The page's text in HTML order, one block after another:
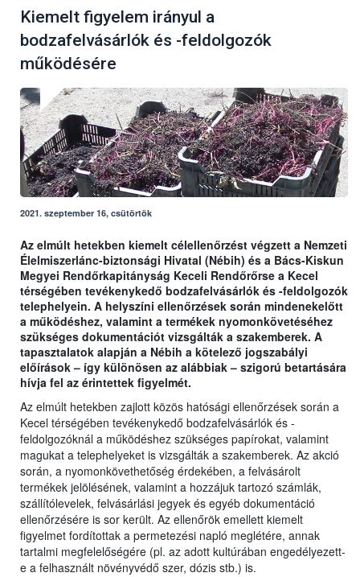
Kiemelt figyelem irányul a
bodzafelvásárlók és -feldolgozók
működésére
2021. szeptember 16, csütörtök
Az elmúlt hetekben kiemelt célellenőrzést végzett a Nemzeti
Élelmiszerlánc-biztonsági Hivatal (Nébih) és a Bács-Kiskun
Megyei Rendőrkapitányság Keceli Rendőrőrse a Kecel
térségében tevékenykedő bodzafelvásárlók és -feldolgozók
telephelyein. A helyszíni ellenőrzések során mindenekelőtt
a működéshez, valamint a termékek nyomonkövetéséhez
szükséges dokumentációt vizsgálták a szakemberek. A
tapasztalatok alapján a Nébih a kötelező jogszabályi
előírások – így különösen az alábbiak – szigorú betartására
hívja fel az érintettek figyelmét.
Az elmúlt hetekben zajlott közös hatósági ellenőrzések során a
Kecel térségében tevékenykedő bodzafelvásárlók és -
feldolgozóknál a működéshez szükséges papírokat, valamint
magukat a telephelyeket is vizsgálták a szakemberek. Az akció
során, a nyomonkövethetőség érdekében, a felvásárolt
termékek jelölésének, valamint a hozzájuk tartozó számlák,
szállítólevelek, felvásárlási jegyek és egyéb dokumentáció
ellenőrzésére is sor került. Az ellenőrök emellett kiemelt
figyelmet fordítottak a permetezési napló meglétére, annak
tartalmi megfelelőségére (pl. az adott kultúrában engedélyezett-
e a felhasznált növényvédő szer, dózis stb.) is.